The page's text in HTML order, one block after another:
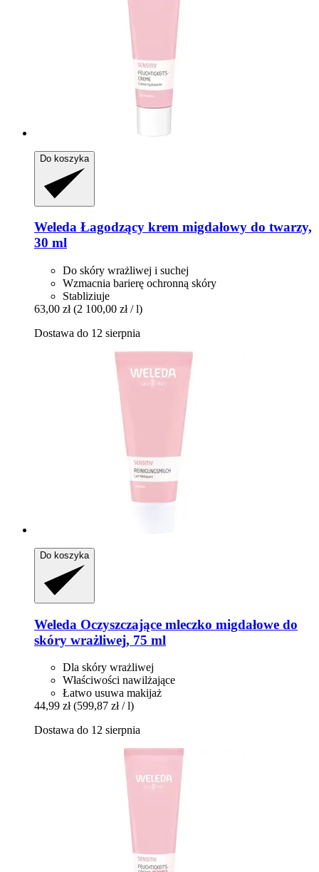
Do koszyka
Weleda Łagodzący krem migdałowy do twarzy,
30 ml
Do skóry wrażliwej i suchej
Wzmacnia barierę ochronną skóry
Stabliziuje
63,00 zł (2 100,00 zł / l)
Dostawa do 12 sierpnia
Do koszyka
Weleda Oczyszczające mleczko migdałowe do
skóry wrażliwej, 75 ml
Dla skóry wrażliwej
Właściwości nawilżające
Łatwo usuwa makijaż
44,99 zł (599,87 zł / l)
Dostawa do 12 sierpnia